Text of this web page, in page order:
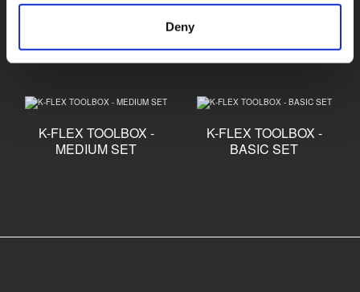
Deny
Accessori
K-FLEX TOOLBOX -
MEDIUM SET
K-FLEX TOOLBOX -
BASIC SET